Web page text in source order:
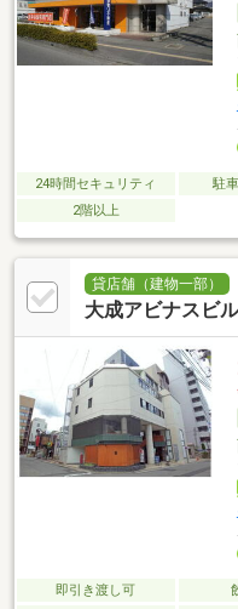
24時間セキュリティ 駐
2階以上
貸店舗（建物一部）
大成アビナスビ
即引き渡し可